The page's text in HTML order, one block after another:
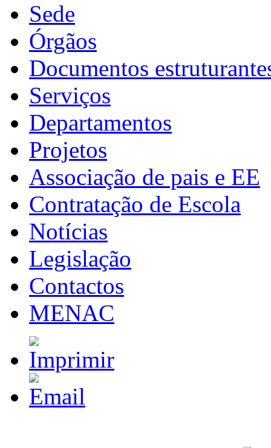
Sede
Órgãos
Documentos
Serviços
Departamentos
Projetos
Associação de pais e EE
Contratação de Escola
Notícias
Legislação
Contactos
MENAC